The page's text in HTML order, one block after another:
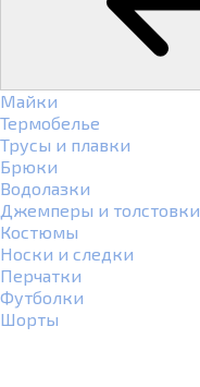
Майки
Термобелье
Трусы и плавки
Брюки
Водолазки
Джемперы и толстовки
Костюмы
Носки и следки
Перчатки
Футболки
Шорты